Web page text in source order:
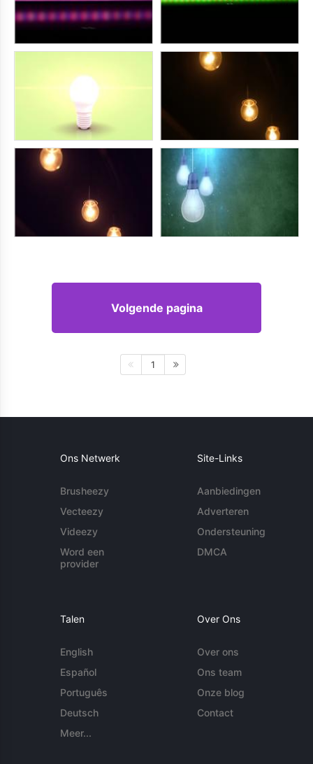
Volgende pagina
1
Ons Netwerk
Brusheezy
Vecteezy
Videezy
Word een
provider
Site-Links
Aanbiedingen
Adverteren
Ondersteuning
DMCA
Talen
English
Español
Português
Deutsch
Meer...
Over Ons
Over ons
Ons team
Onze blog
Contact